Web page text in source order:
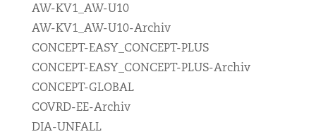
AW-KV1_AW-U10
AW-KV1_AW-U10-Archiv
CONCEPT-EASY_CONCEPT-PLUS
CONCEPT-EASY_CONCEPT-PLUS-Archiv
CONCEPT-GLOBAL
COVRD-EE-Archiv
DIA-UNFALL